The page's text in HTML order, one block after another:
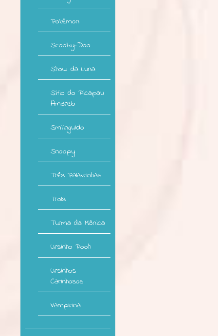
Pokémon
Scooby-Doo
Show da Luna
Sítio do Picapau
Amarelo
Smilinguido
Snoopy
Três Palavrinhas
Trolls
Turma da Mônica
Ursinho Pooh
Ursinhos
Carinhosos
Vampirina